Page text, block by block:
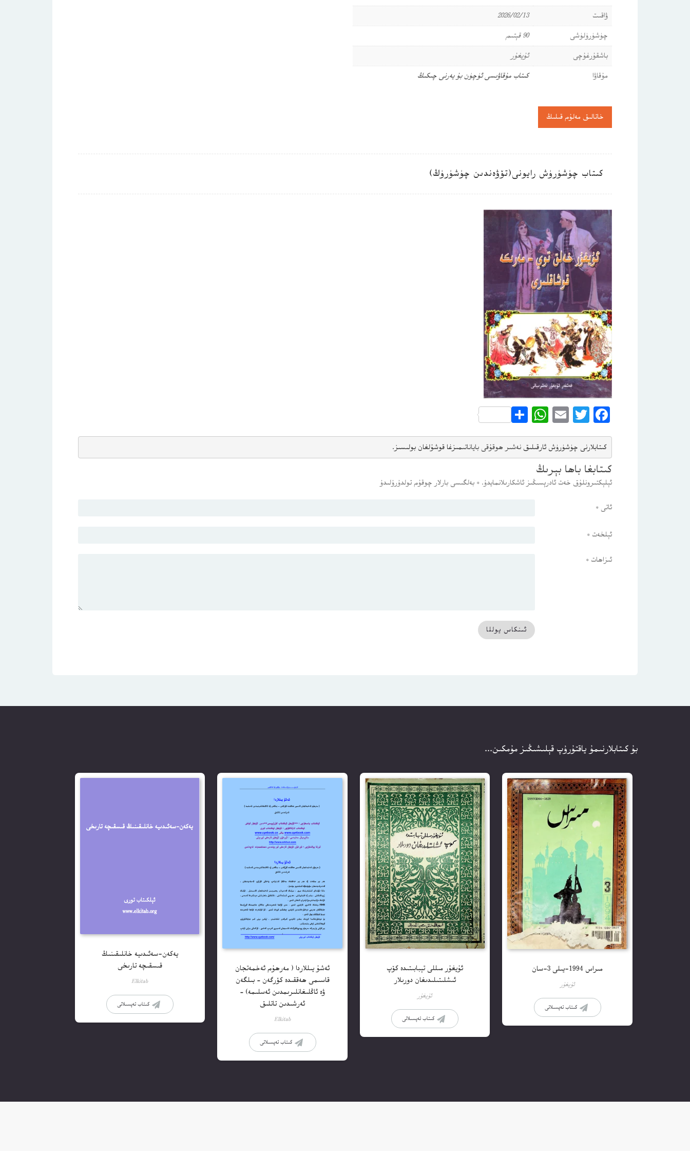
ۋاقىت
2026/02/13
چۈشۈرۈلۈشى
90 قېتىم
باشقۇرغۇچى
ئۇيغۇر
مۇقاۋا
كىتاب مۇقاۋىسى ئۈچۈن بۇ يەرنى چىكىڭ
خاتالىق مەلۇم قىلىڭ
كىتاب چۈشۈرۈش رايونى(تۆۋەندىن چۈشۈرۈڭ)
Facebook
Twitter
Email
WhatsApp
Share
كىتابلارنى چۈشۈرۈش ئارقىلىق نەشىر ھوقۇقى باياناتىمىزغا قوشۇلغان بولىسىز.
كىتابغا باھا بېرىڭ
ئېلېكتىرونلۇق خەت ئادرېسىڭىز ئاشكارىلانمايدۇ. * بەلگىسى بارلار چوقۇم تولدۇرۇلىدۇ
ئاتى *
ئېلخەت *
ئىزاھات *
بۇ كىتابلارنىمۇ ياقتۇرۇپ قېلىشىڭىز مۇمكىن...
مىراس 1994-يىلى 3-سان
ئۇيغۇر
كىتاب تەپسىلاتى
ئۇيغۇر مىللى تېبابىتىدە كۆپ
ئىشلىتىلىدىغان دورىلار
ئۇيغۇر
كىتاب تەپسىلاتى
ئەشۇ يىللاردا ( مەرھۇم ئەخمەتجان
قاسىمى ھەققىدە كۆرگەن – بىلگەن
ۋە ئاڭلىغانلىرىمدىن ئەسلىمە) –
ئەرشىدىن تاتلىق
Elkitab
كىتاب تەپسىلاتى
يەكەن-سەئىدىيە خانلىقىنىڭ
قىسقىچە تارىخى
Elkitab
كىتاب تەپسىلاتى